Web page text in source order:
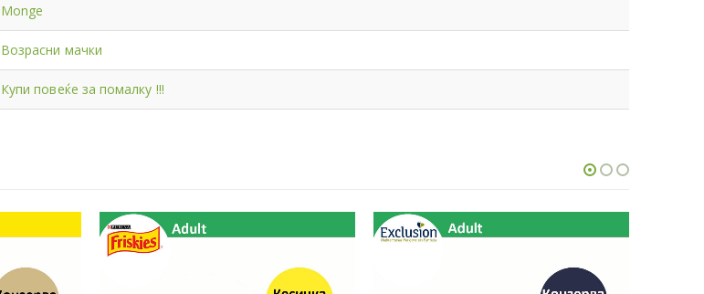
Monge
Возрасни мачки
Купи повеќе за помалку !!!